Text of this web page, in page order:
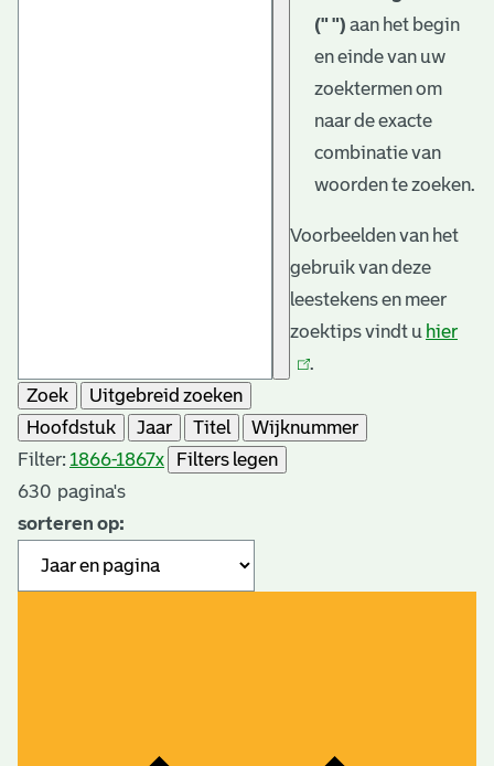
(" ") aan het begin
en einde van uw
zoektermen om
naar de exacte
combinatie van
woorden te zoeken.
Voorbeelden van het
gebruik van deze
leestekens en meer
zoektips vindt u hier
.
Zoek
Uitgebreid zoeken
Hoofdstuk
Jaar Titel
Wijknummer
Filter: 1866-1867x
Filters legen
630 pagina's
sorteren op: